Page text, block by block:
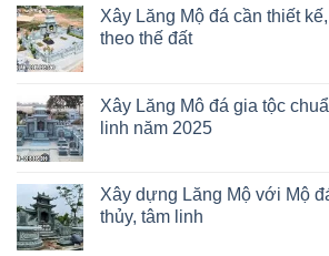
Xây Lăng Mộ đá cần thiết
theo thế đất
Xây Lăng Mô đá gia tộc
linh năm 2025
Xây dựng Lăng Mộ với Mộ
thủy, tâm linh